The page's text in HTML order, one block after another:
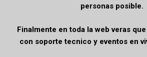
personas posible.
Finalmente en toda la web veras
con soporte tecnico y eventos en